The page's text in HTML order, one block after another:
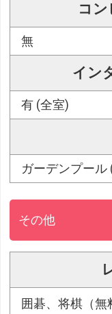
コ
無
イン
有 (全室)
ガーデンプール
その他
囲碁、将棋（無